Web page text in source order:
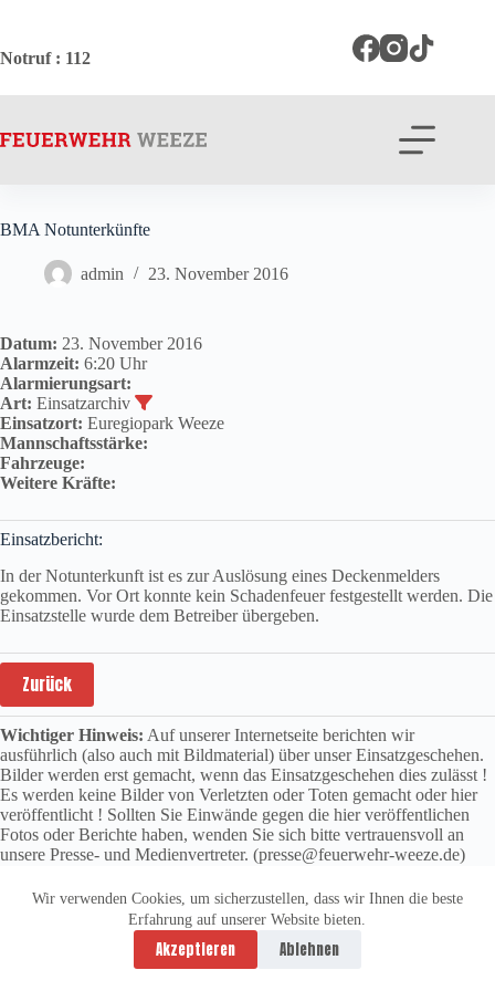
springen
Wir verwenden Cookies, um sicherzustellen, dass wir Ihnen die beste
Erfahrung auf unserer Website bieten.
Akzeptieren Ablehnen
Notruf: 112
BMA Notunterkünfte
admin 23. November 2016
Datum: 23. November 2016
Alarmzeit: 6:20 Uhr
Alarmierungsart:
Art: Einsatzarchiv
Einsatzort: Euregiopark Weeze
Mannschaftsstärke:
Fahrzeuge:
Weitere Kräfte:
Einsatzbericht:
In der Notunterkunft ist es zur Auslösung eines Deckenmelders
gekommen. Vor Ort konnte kein Schadenfeuer festgestellt werden. Die
Einsatzstelle wurde dem Betreiber übergeben.
Zurück
Wichtiger Hinweis: Auf unserer Internetseite berichten wir
ausführlich (also auch mit Bildmaterial) über unser Einsatzgeschehen.
Bilder werden erst gemacht, wenn das Einsatzgeschehen dies zulässt !
Es werden keine Bilder von Verletzten oder Toten gemacht oder hier
veröffentlicht ! Sollten Sie Einwände gegen die hier veröffentlichen
Fotos oder Berichte haben, wenden Sie sich bitte vertrauensvoll an
unsere Presse- und Medienvertreter. (presse@feuerwehr-weeze.de)
Datenschutzerklärung
Impressum
Copyright © 2026 -
vitolution